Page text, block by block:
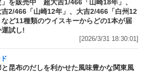
」を販売中 超大吉1/466「山崎18年」、
吉2/466「山崎12年」、大吉2/466「白州12
など11種類のウイスキーからどの1本が届
運試し!
[2026/3/31 18:30:01]
と昆布のだしを利かせた風味豊かな関東風